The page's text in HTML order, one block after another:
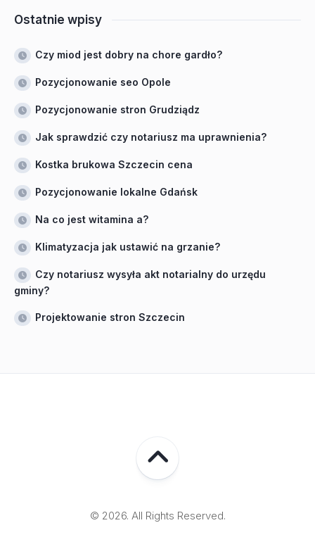
Ostatnie wpisy
Czy miod jest dobry na chore gardło?
Pozycjonowanie seo Opole
Pozycjonowanie stron Grudziądz
Jak sprawdzić czy notariusz ma uprawnienia?
Kostka brukowa Szczecin cena
Pozycjonowanie lokalne Gdańsk
Na co jest witamina a?
Klimatyzacja jak ustawić na grzanie?
Czy notariusz wysyła akt notarialny do urzędu
gminy?
Projektowanie stron Szczecin
© 2026. All Rights Reserved.